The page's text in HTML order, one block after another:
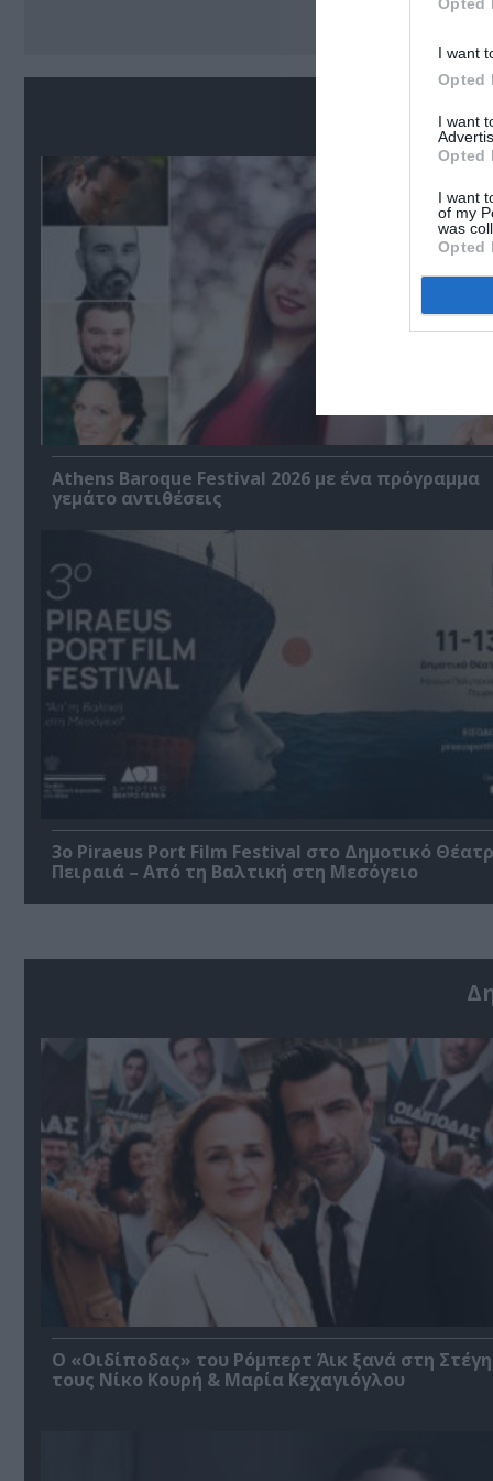
I want
Opted
I want
Opted
I want
of my
was
Opted
Athens Baroque Festival 2026 με ένα πρόγραμμα
γεμάτο αντιθέσεις
3o Piraeus Port Film Festival στο Δημοτικό
Πειραιά – Από τη Βαλτική στη Μεσόγειο
O «Οιδίποδας» του Ρόμπερτ Άικ ξανά στη
τους Νίκο Κουρή & Μαρία Κεχαγιόγλου